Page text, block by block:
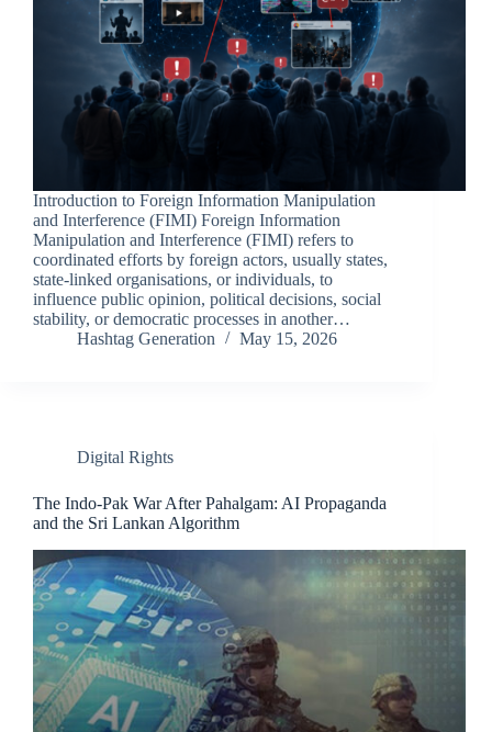
Introduction to Foreign Information Manipulation
and Interference (FIMI) Foreign Information
Manipulation and Interference (FIMI) refers to
coordinated efforts by foreign actors, usually states,
state-linked organisations, or individuals, to
influence public opinion, political decisions, social
stability, or democratic processes in another…
Hashtag Generation
May 15, 2026
Digital Rights
The Indo-Pak War After Pahalgam: AI Propaganda
and the Sri Lankan Algorithm